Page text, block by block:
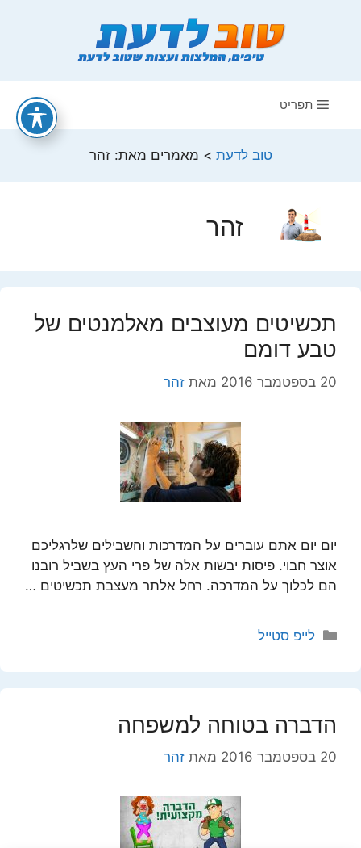
תפריט
טוב לדעת > מאמרים מאת: זהר
זהר
תכשיטים מעוצבים מאלמנטים של
טבע דומם
20 בספטמבר 2016 מאת זהר
יום יום אתם עוברים על המדרכות והשבילים שלרגליכם
אוצר חבוי. פיסות יבשות אלה של פרי העץ בשביל רובנו
הם לכלוך על המדרכה. רחל אלתר מעצבת תכשיטים …
קטגוריות
לייפ סטייל
הדברה בטוחה למשפחה
20 בספטמבר 2016 מאת זהר